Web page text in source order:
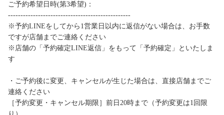
ご予約希望日時(第3希望)：
-------------------------------------------------
※予約LINEをしてから1営業日以内に返信がない場合は、お手数
ですが店舗までご連絡ください
※店舗の「予約確定LINE返信」をもって「予約確定」といたしま
す
・ご予約後に変更、キャンセルが生じた場合は、直接店舗までご
連絡ください
［予約変更・キャンセル期限］前日20時まで（予約変更は1回限